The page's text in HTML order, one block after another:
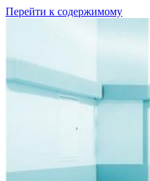
Перейти к содержимому